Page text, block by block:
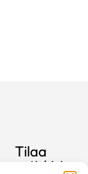
Tilaa
uutiskirje